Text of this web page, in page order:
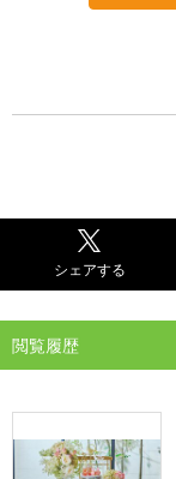
シェアする
閲覧履歴